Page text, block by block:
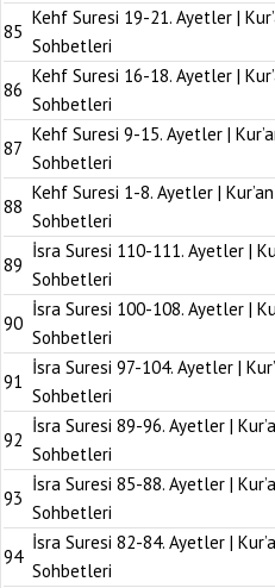
85
Kehf Suresi 19-21. Ayetler |
Sohbetleri
86
Kehf Suresi 16-18. Ayetler |
Sohbetleri
87
Kehf Suresi 9-15. Ayetler |
Sohbetleri
88
Kehf Suresi 1-8. Ayetler | Kur’an
Sohbetleri
89
İsra Suresi 110-111. Ayetler |
Sohbetleri
90
İsra Suresi 100-108. Ayetler |
Sohbetleri
91
İsra Suresi 97-104. Ayetler |
Sohbetleri
92
İsra Suresi 89-96. Ayetler |
Sohbetleri
93
İsra Suresi 85-88. Ayetler |
Sohbetleri
94
İsra Suresi 82-84. Ayetler |
Sohbetleri